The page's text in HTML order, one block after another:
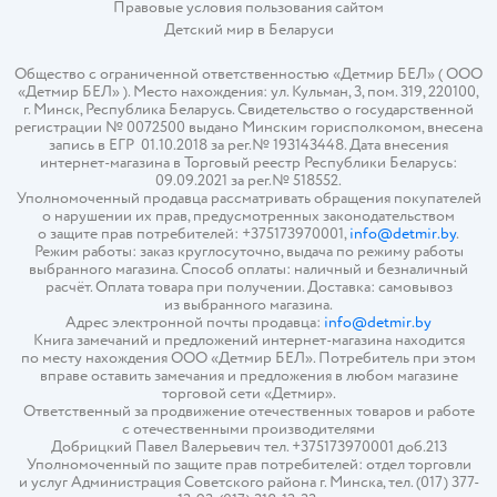
Правовые условия пользования сайтом
Детский мир в Беларуси
Общество с ограниченной ответственностью «Детмир БЕЛ» ( ООО
«Детмир БЕЛ» ). Место нахождения: ул. Кульман, 3, пом. 319, 220100,
г. Минск, Республика Беларусь. Свидетельство о государственной
регистрации № 0072500 выдано Минским горисполкомом, внесена
запись в ЕГР 01.10.2018 за рег.№ 193143448. Дата внесения
интернет-магазина в Торговый реестр Республики Беларусь:
09.09.2021 за рег.№ 518552.
Уполномоченный продавца рассматривать обращения покупателей
о нарушении их прав, предусмотренных законодательством
о защите прав потребителей: +375173970001,info@detmir.by.
Режим работы: заказ круглосуточно, выдача по режиму работы
выбранного магазина. Способ оплаты: наличный и безналичный
расчёт. Оплата товара при получении. Доставка: самовывоз
из выбранного магазина.
Адрес электронной почты продавца: info@detmir.by
Книга замечаний и предложений интернет-магазина находится
по месту нахождения ООО «Детмир БЕЛ». Потребитель при этом
вправе оставить замечания и предложения в любом магазине
торговой сети «Детмир».
Ответственный за продвижение отечественных товаров и работе
с отечественными производителями
Добрицкий Павел Валерьевич тел. +375173970001 доб.213
Уполномоченный по защите прав потребителей: отдел торговли
и услуг Администрация Советского района г. Минска, тел. (017) 377-